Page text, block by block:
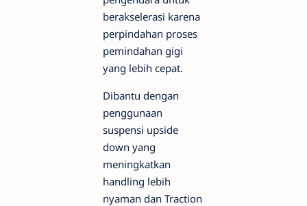
berakselerasi karena
perpindahan proses
pemindahan gigi
yang lebih cepat.
Dibantu dengan
penggunaan
suspensi upside
down yang
meningkatkan
handling lebih
nyaman dan Traction